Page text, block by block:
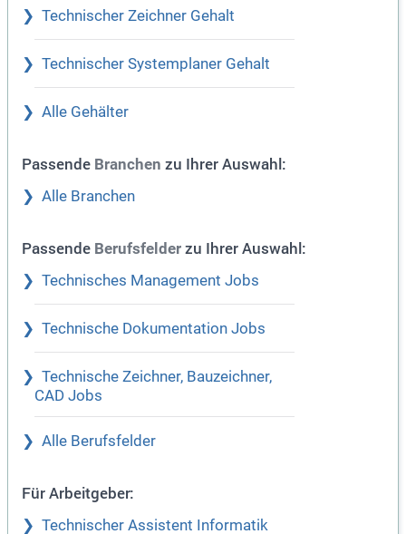
Technischer Zeichner Gehalt
Technischer Systemplaner Gehalt
Alle Gehälter
Passende Branchen zu Ihrer Auswahl:
Alle Branchen
Passende Berufsfelder zu Ihrer Auswahl:
Technisches Management Jobs
Technische Dokumentation Jobs
Technische Zeichner, Bauzeichner,
CAD Jobs
Alle Berufsfelder
Für Arbeitgeber:
Technischer Assistent Informatik